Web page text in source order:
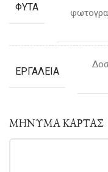
ΦΥΤΑ
ΕΡΓΑΛΕΙΑ
ΜΗΝΥΜΑ ΚΑΡΤΑΣ